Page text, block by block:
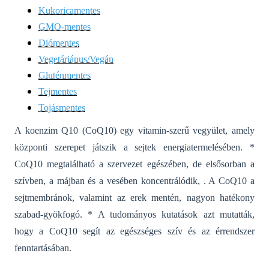
Kukoricamentes
GMO-mentes
Diómentes
Vegetáriánus/Vegán
Gluténmentes
Tejmentes
Tojásmentes
A koenzim Q10 (CoQ10) egy vitamin-szerű vegyület, amely
központi szerepet játszik a sejtek energiatermelésében. *
CoQ10 megtalálható a szervezet egészében, de elsősorban a
szívben, a májban és a vesében koncentrálódik, . A CoQ10 a
sejtmembránok, valamint az erek mentén, nagyon hatékony
szabad-gyökfogó. * A tudományos kutatások azt mutatták,
hogy a CoQ10 segít az egészséges szív és az érrendszer
fenntartásában.